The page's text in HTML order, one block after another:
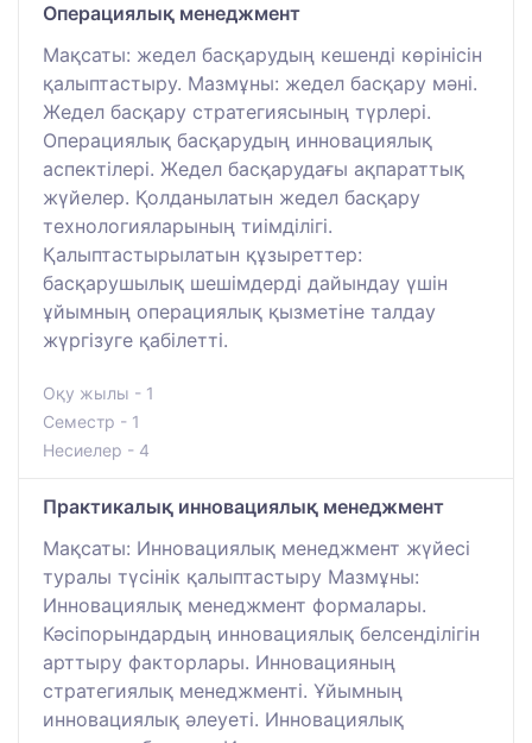
Операциялық менеджмент
Мақсаты: жедел басқарудың кешенді көрінісін
қалыптастыру. Мазмұны: жедел басқару мәні.
Жедел басқару стратегиясының түрлері.
Операциялық басқарудың инновациялық
аспектілері. Жедел басқарудағы ақпараттық
жүйелер. Қолданылатын жедел басқару
технологияларының тиімділігі.
Қалыптастырылатын құзыреттер:
басқарушылық шешімдерді дайындау үшін
ұйымның операциялық қызметіне талдау
жүргізуге қабілетті.
Оқу жылы - 1
Семестр - 1
Несиелер - 4
Практикалық инновациялық менеджмент
Мақсаты: Инновациялық менеджмент жүйесі
туралы түсінік қалыптастыру Мазмұны:
Инновациялық менеджмент формалары.
Кәсіпорындардың инновациялық белсенділігін
арттыру факторлары. Инновацияның
стратегиялық менеджменті. Ұйымның
инновациялық әлеуеті. Инновациялық